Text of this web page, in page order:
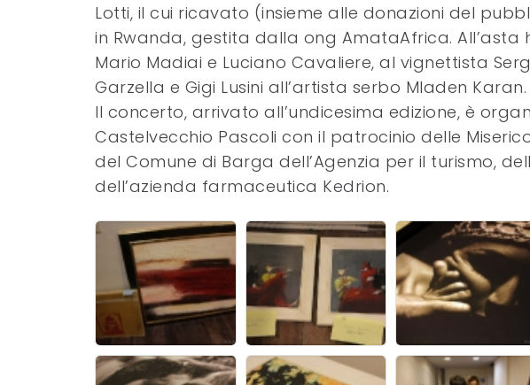
Lotti, il cui ricavato (insieme alle donazioni del
in Rwanda, gestita dalla ong AmataAfrica.
Mario Madiai e Luciano Cavaliere, al vignettista
Garzella e Gigi Lusini all’artista serbo Mladen Karan.
Il concerto, arrivato all’undicesima edizione, è
Castelvecchio Pascoli con il patrocinio delle
del Comune di Barga dell’Agenzia per il turismo,
dell’azienda farmaceutica Kedrion.